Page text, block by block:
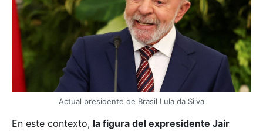
Actual presidente de Brasil Lula da Silva
En este contexto, la figura del expresidente Jair